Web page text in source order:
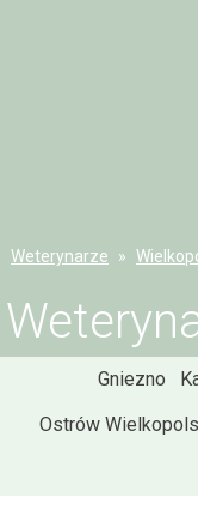
Weterynarze
Gniezno
Ostrów